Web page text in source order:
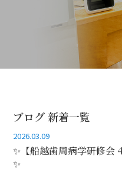
ブログ 新着一覧
2026.03.09
✨【船越歯周病学研修会
✨